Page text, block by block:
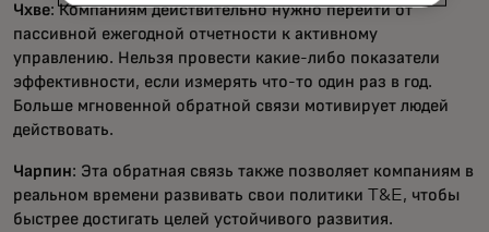
Чхве: Компаниям действительно нужно перейти от
пассивной ежегодной отчетности к активному
управлению. Нельзя провести какие-либо показатели
эффективности, если измерять что-то один раз в год.
Больше мгновенной обратной связи мотивирует людей
действовать.
Чарпин: Эта обратная связь также позволяет компаниям в
реальном времени развивать свои политики T&E, чтобы
быстрее достигать целей устойчивого развития.